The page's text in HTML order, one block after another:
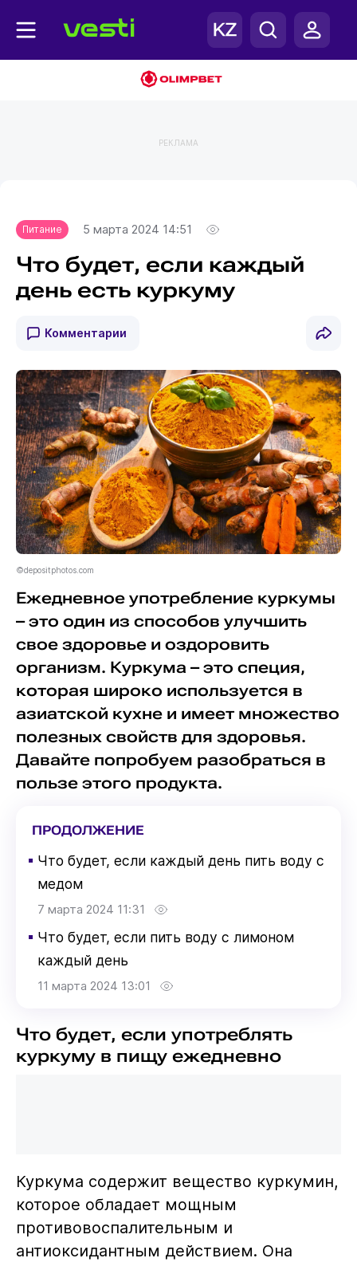
РЕКЛАМА
Питание 5 марта 2024 14:51
Что будет, если каждый
день есть куркуму
Комментарии
©depositphotos.com
Ежедневное употребление куркумы
– это один из способов улучшить
свое здоровье и оздоровить
организм. Куркума – это специя,
которая широко используется в
азиатской кухне и имеет множество
полезных свойств для здоровья.
Давайте попробуем разобраться в
пользе этого продукта.
ПРОДОЛЖЕНИЕ
▪ Что будет, если каждый день пить воду с
медом
7 марта 2024 11:31
▪ Что будет, если пить воду с лимоном
каждый день
11 марта 2024 13:01
Что будет, если употреблять
куркуму в пищу ежедневно
Куркума содержит вещество куркумин,
которое обладает мощным
противовоспалительным и
антиоксидантным действием. Она